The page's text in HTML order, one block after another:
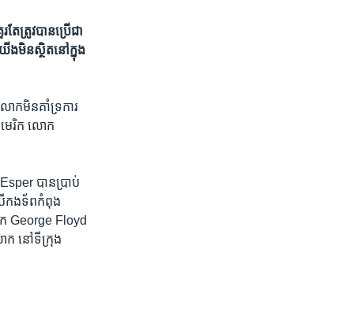
ែ​ត្រូវបាន​ប្រើ​ជា​
ើង​មិន​ស្ថិត​នៅក្នុង​
ោក​មិន​គាំទ្រ​ការ​
មេរិក​ លោក
បាន​ប្រាប់​
ើ​កងទ័ព​កំពុង​
ក George Floyd
ក នៅ​ទីក្រុង